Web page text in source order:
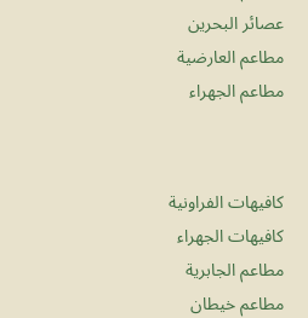
عصائر البحرين
مطاعم العارضية
مطاعم الجهراء
كافيهات الفراونية
كافيهات الجهراء
مطاعم الجابرية
مطاعم خيطان